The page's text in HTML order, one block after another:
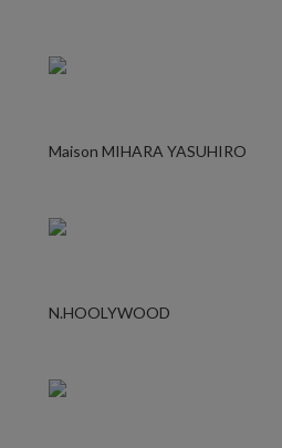
Maison MIHARA YASUHIRO
N.HOOLYWOOD